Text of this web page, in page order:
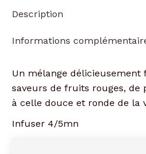
Description
Informations
Un mélange
saveurs de fruits rouges, de
à celle douce et ronde de la
Infuser 4/5mn